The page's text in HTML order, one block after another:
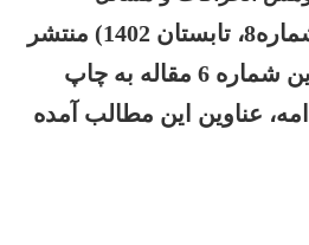
(دوره سوم شماره8، تابستان 1402) منتشر
شد. گفتنی است در این شماره 6 مقاله به چاپ
عناوین این مطالب آمده